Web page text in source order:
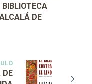
DE
DE